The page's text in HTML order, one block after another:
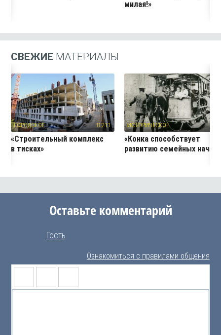
милая!»
СВЕЖИЕ МАТЕРИАЛЫ
ГОРОДСКОЕ 211
«Строительный комплекс
в тисках»
ИСТОРИЧЕСКОЕ
«Конка способствует
развитию семейных начал»
Оставьте комментарий
Гость
Ознакомиться с правилами общения